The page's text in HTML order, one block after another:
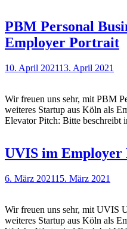
PBM Personal
Employer Portrait
10. April 202113. April 2021
Wir freuen uns sehr, mit PBM
weiteres Startup aus Köln als
Elevator Pitch: Bitte beschreibt
UVIS im
6. März 202115. März 2021
Wir freuen uns sehr, mit UVIS
weiteres Startup aus Köln als